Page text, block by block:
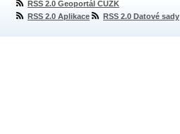
RSS 2.0 Geoportál ČÚZK
RSS 2.0 Aplikace
RSS 2.0 Datové sady